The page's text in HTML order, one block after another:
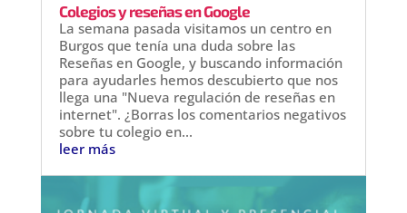
Colegios y reseñas en Google
La semana pasada visitamos un centro en
Burgos que tenía una duda sobre las
Reseñas en Google, y buscando información
para ayudarles hemos descubierto que nos
llega una "Nueva regulación de reseñas en
internet". ¿Borras los comentarios negativos
sobre tu colegio en...
leer más